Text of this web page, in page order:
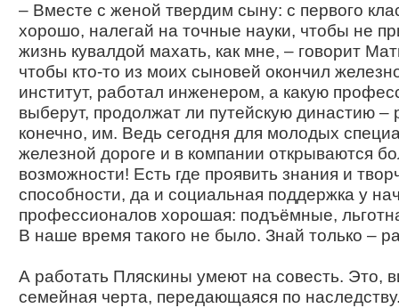
– Вместе с женой твердим сыну: с первого
хорошо, налегай на точные науки, чтобы не
жизнь кувалдой махать, как мне, – говорит
чтобы кто-то из моих сыновей окончил
институт, работал инженером, а какую
выберут, продолжат ли путейскую династию –
конечно, им. Ведь сегодня для молодых
железной дороге и в компании открываются
возможности! Есть где проявить знания и
способности, да и социальная поддержка у
профессионалов хорошая: подъёмные,
В наше время такого не было. Знай только –
А работать Пляскины умеют на совесть. Это,
семейная черта, передающаяся по